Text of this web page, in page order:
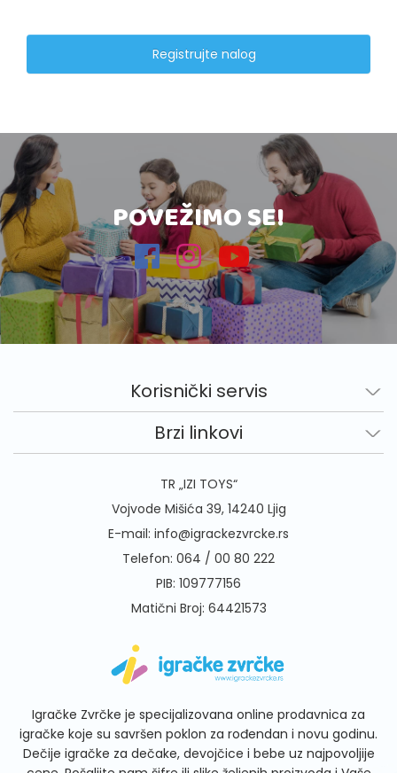
Registrujte nalog
POVEŽIMO SE!
Korisnički servis
Brzi linkovi
TR „IZI TOYS“
Vojvode Mišića 39, 14240 Ljig
E-mail: info@igrackezvrcke.rs
Telefon: 064 / 00 80 222
PIB: 109777156
Matični Broj: 64421573
Igračke Zvrčke je specijalizovana online prodavnica za
igračke koje su savršen poklon za rođendan i novu godinu.
Dečije igračke za dečake, devojčice i bebe uz najpovoljije